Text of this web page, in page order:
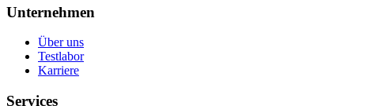
Unternehmen
Über uns
Testlabor
Karriere
Services